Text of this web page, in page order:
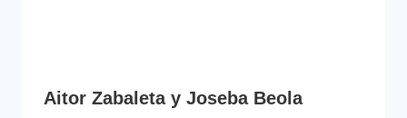
Aitor Zabaleta y Joseba Beola